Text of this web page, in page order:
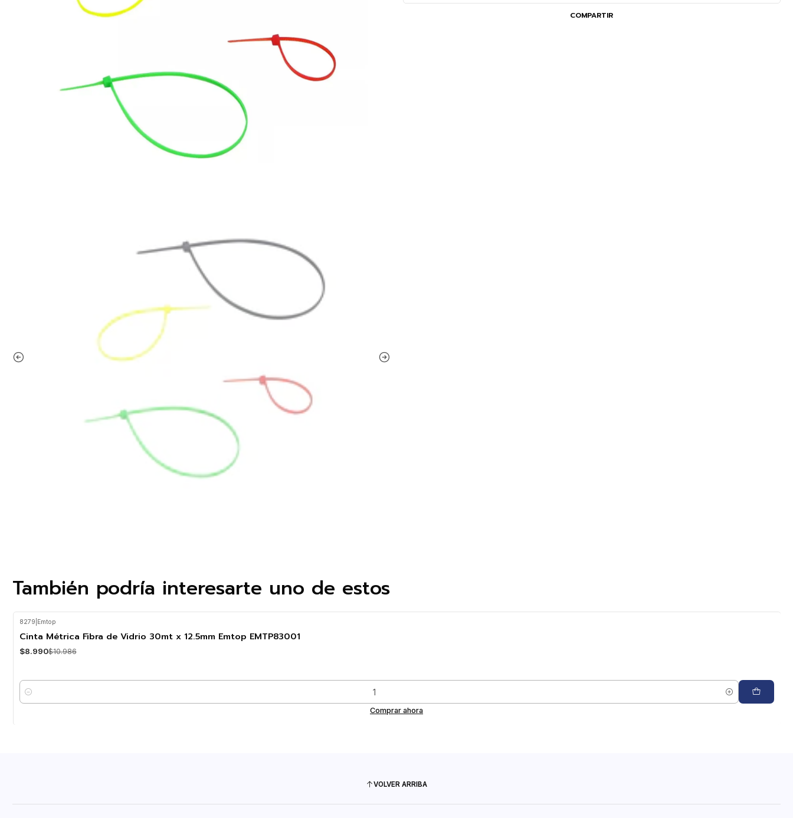
COMPARTIR
También podría interesarte uno de estos
-18% OFF
8279 Emtop
Cinta Métrica Fibra de Vidrio 30mt x 12.5mm Emtop EMTP83001
$8.990$10.986
Cantidad
Comprar ahora
VOLVER ARRIBA